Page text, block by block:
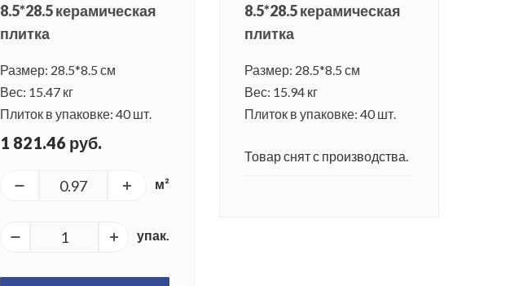
8.5*28.5 керамическая
плитка
Размер: 28.5*8.5 см
Вес: 15.47 кг
Плиток в упаковке: 40 шт.
1 821.46 руб.
м²
упак.
8.5*28.5 керамическая
плитка
Размер: 28.5*8.5 см
Вес: 15.94 кг
Плиток в упаковке: 40 шт.
Товар снят с производства.